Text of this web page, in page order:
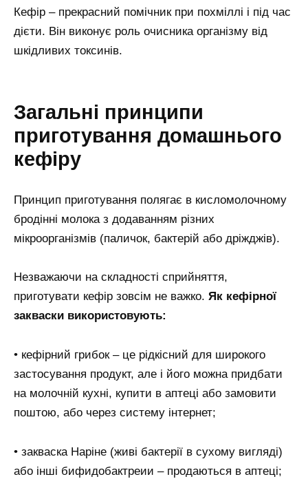
Кефір – прекрасний помічник при похміллі і під час
дієти. Він виконує роль очисника організму від
шкідливих токсинів.
Загальні принципи
приготування домашнього
кефіру
Принцип приготування полягає в кисломолочному
бродінні молока з додаванням різних
мікроорганізмів (паличок, бактерій або дріжджів).
Незважаючи на складності сприйняття,
приготувати кефір зовсім не важко. Як кефірної
закваски використовують:
• кефірний грибок – це рідкісний для широкого
застосування продукт, але і його можна придбати
на молочній кухні, купити в аптеці або замовити
поштою, або через систему інтернет;
• закваска Наріне (живі бактерії в сухому вигляді)
або інші бифидобактреии – продаються в аптеці;